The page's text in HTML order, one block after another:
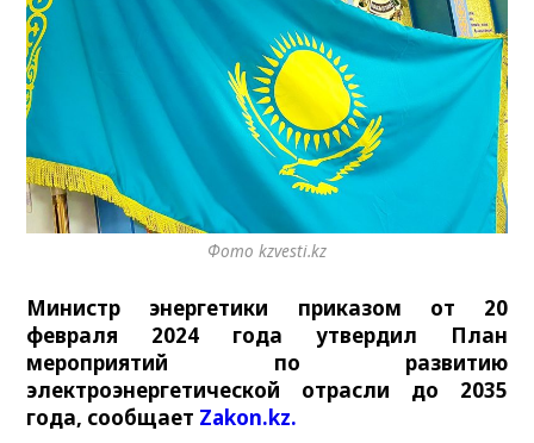
Фото kzvesti.kz
Министр энергетики приказом от 20
февраля 2024 года утвердил План
мероприятий по развитию
электроэнергетической отрасли до 2035
года, сообщает Zakon.kz.